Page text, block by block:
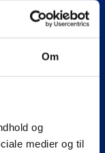
Om
og
medier og til